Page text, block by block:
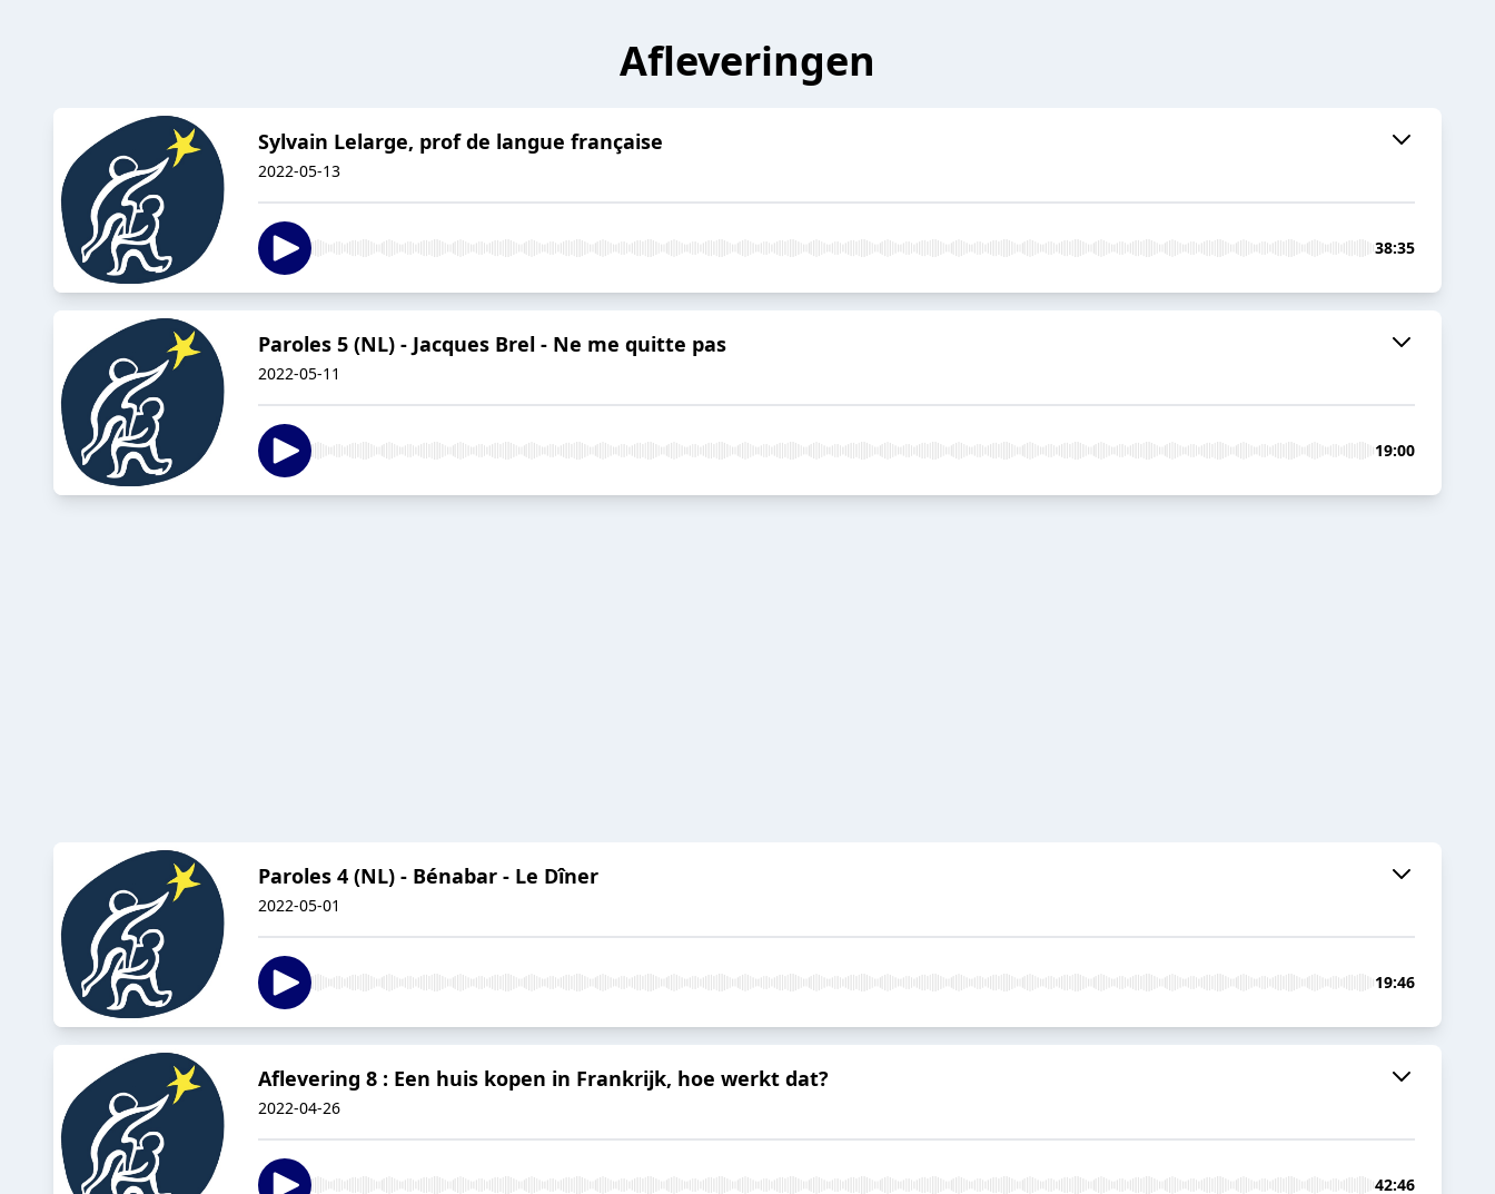
Afleveringen
Sylvain Lelarge, prof de langue française
2022-05-13
38:35
Paroles 5 (NL) - Jacques Brel - Ne me quitte pas
2022-05-11
19:00
Paroles 4 (NL) - Bénabar - Le Dîner
2022-05-01
19:46
Aflevering 8 : Een huis kopen in Frankrijk, hoe werkt dat?
2022-04-26
42:46